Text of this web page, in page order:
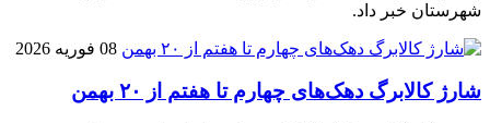
شهرستان خبر داد.
08 فوریه 2026
شارژ کالابرگ دهک‌های چهارم تا هفتم از ۲۰ بهمن